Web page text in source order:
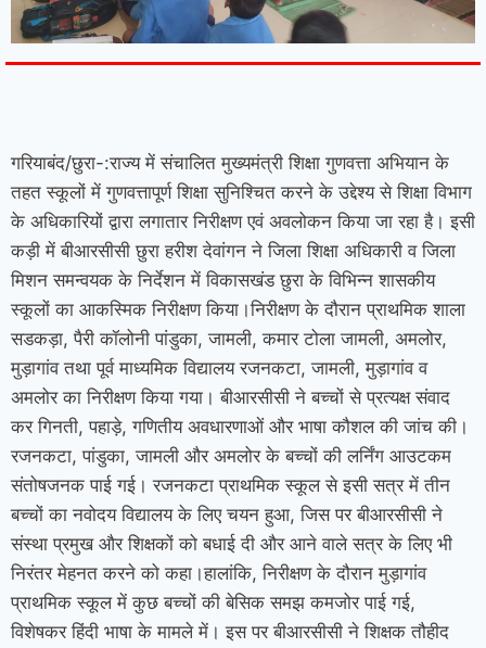
गरियाबंद/छुरा-:राज्य में संचालित मुख्यमंत्री शिक्षा गुणवत्ता अभियान के
तहत स्कूलों में गुणवत्तापूर्ण शिक्षा सुनिश्चित करने के उद्देश्य से शिक्षा विभाग
के अधिकारियों द्वारा लगातार निरीक्षण एवं अवलोकन किया जा रहा है। इसी
कड़ी में बीआरसीसी छुरा हरीश देवांगन ने जिला शिक्षा अधिकारी व जिला
मिशन समन्वयक के निर्देशन में विकासखंड छुरा के विभिन्न शासकीय
स्कूलों का आकस्मिक निरीक्षण किया।निरीक्षण के दौरान प्राथमिक शाला
सडकड़ा, पैरी कॉलोनी पांडुका, जामली, कमार टोला जामली, अमलोर,
मुड़ागांव तथा पूर्व माध्यमिक विद्यालय रजनकटा, जामली, मुड़ागांव व
अमलोर का निरीक्षण किया गया। बीआरसीसी ने बच्चों से प्रत्यक्ष संवाद
कर गिनती, पहाड़े, गणितीय अवधारणाओं और भाषा कौशल की जांच की।
रजनकटा, पांडुका, जामली और अमलोर के बच्चों की लर्निंग आउटकम
संतोषजनक पाई गई। रजनकटा प्राथमिक स्कूल से इसी सत्र में तीन
बच्चों का नवोदय विद्यालय के लिए चयन हुआ, जिस पर बीआरसीसी ने
संस्था प्रमुख और शिक्षकों को बधाई दी और आने वाले सत्र के लिए भी
निरंतर मेहनत करने को कहा।हालांकि, निरीक्षण के दौरान मुड़ागांव
प्राथमिक स्कूल में कुछ बच्चों की बेसिक समझ कमजोर पाई गई,
विशेषकर हिंदी भाषा के मामले में। इस पर बीआरसीसी ने शिक्षक तौहीद